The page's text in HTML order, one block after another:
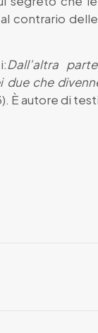
contrario
Dall’altra
due che
È autore di